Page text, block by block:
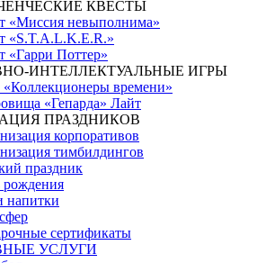
КВЕСТЫ
«Миссия невыполнима»
«S.T.A.L.K.E.R.»
«Гарри Поттер»
ИНТЕЛЛЕКТУАЛЬНЫЕ ИГРЫ
«Коллекционеры времени»
«Гепарда» Лайт
ПРАЗДНИКОВ
корпоративов
тимбилдингов
праздник
рождения
напитки
сертификаты
УСЛУГИ